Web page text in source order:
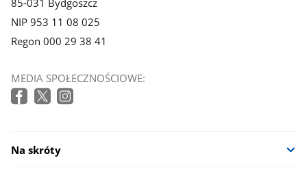
85-031 Bydgoszcz
NIP 953 11 08 025
Regon 000 29 38 41
MEDIA SPOŁECZNOŚCIOWE:
Na skróty